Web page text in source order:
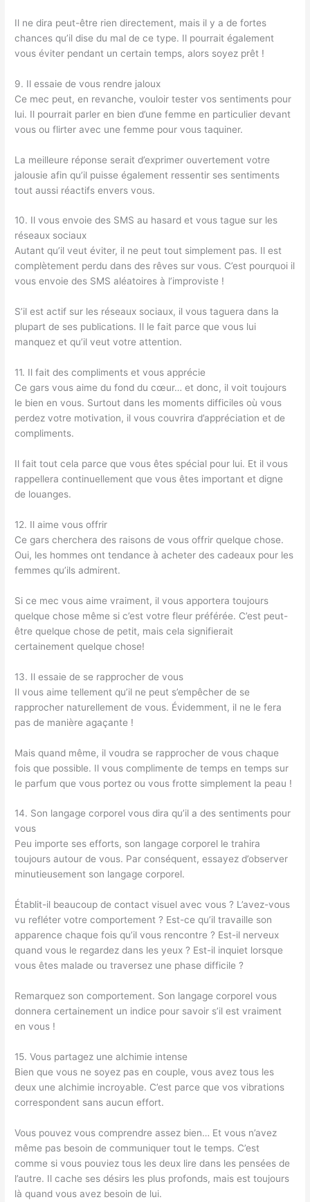
Il ne dira peut-être rien directement, mais il y a de fortes
chances qu’il dise du mal de ce type. Il pourrait également
vous éviter pendant un certain temps, alors soyez prêt !
9. Il essaie de vous rendre jaloux
Ce mec peut, en revanche, vouloir tester vos sentiments pour
lui. Il pourrait parler en bien d’une femme en particulier devant
vous ou flirter avec une femme pour vous taquiner.
La meilleure réponse serait d’exprimer ouvertement votre
jalousie afin qu’il puisse également ressentir ses sentiments
tout aussi réactifs envers vous.
10. Il vous envoie des SMS au hasard et vous tague sur les
réseaux sociaux
Autant qu’il veut éviter, il ne peut tout simplement pas. Il est
complètement perdu dans des rêves sur vous. C’est pourquoi il
vous envoie des SMS aléatoires à l’improviste !
S’il est actif sur les réseaux sociaux, il vous taguera dans la
plupart de ses publications. Il le fait parce que vous lui
manquez et qu’il veut votre attention.
11. Il fait des compliments et vous apprécie
Ce gars vous aime du fond du cœur… et donc, il voit toujours
le bien en vous. Surtout dans les moments difficiles où vous
perdez votre motivation, il vous couvrira d’appréciation et de
compliments.
Il fait tout cela parce que vous êtes spécial pour lui. Et il vous
rappellera continuellement que vous êtes important et digne
de louanges.
12. Il aime vous offrir
Ce gars cherchera des raisons de vous offrir quelque chose.
Oui, les hommes ont tendance à acheter des cadeaux pour les
femmes qu’ils admirent.
Si ce mec vous aime vraiment, il vous apportera toujours
quelque chose même si c’est votre fleur préférée. C’est peut-
être quelque chose de petit, mais cela signifierait
certainement quelque chose!
13. Il essaie de se rapprocher de vous
Il vous aime tellement qu’il ne peut s’empêcher de se
rapprocher naturellement de vous. Évidemment, il ne le fera
pas de manière agaçante !
Mais quand même, il voudra se rapprocher de vous chaque
fois que possible. Il vous complimente de temps en temps sur
le parfum que vous portez ou vous frotte simplement la peau !
14. Son langage corporel vous dira qu’il a des sentiments pour
vous
Peu importe ses efforts, son langage corporel le trahira
toujours autour de vous. Par conséquent, essayez d’observer
minutieusement son langage corporel.
Établit-il beaucoup de contact visuel avec vous ? L’avez-vous
vu refléter votre comportement ? Est-ce qu’il travaille son
apparence chaque fois qu’il vous rencontre ? Est-il nerveux
quand vous le regardez dans les yeux ? Est-il inquiet lorsque
vous êtes malade ou traversez une phase difficile ?
Remarquez son comportement. Son langage corporel vous
donnera certainement un indice pour savoir s’il est vraiment
en vous !
15. Vous partagez une alchimie intense
Bien que vous ne soyez pas en couple, vous avez tous les
deux une alchimie incroyable. C’est parce que vos vibrations
correspondent sans aucun effort.
Vous pouvez vous comprendre assez bien… Et vous n’avez
même pas besoin de communiquer tout le temps. C’est
comme si vous pouviez tous les deux lire dans les pensées de
l’autre. Il cache ses désirs les plus profonds, mais est toujours
là quand vous avez besoin de lui.